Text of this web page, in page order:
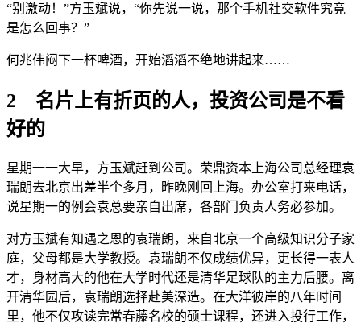
“别激动！”方玉斌说，“你先说一说，那个手机社交软件究竟
是怎么回事？”
何兆伟闷下一杯啤酒，开始滔滔不绝地讲起来……
2 名片上有折页的人，投资公司是不看
好的
星期一一大早，方玉斌赶到公司。荣鼎资本上海公司总经理袁
瑞朗去北京出差半个多月，昨晚刚回上海。办公室打来电话，
说星期一的例会袁总要亲自出席，各部门负责人务必参加。
对方玉斌有知遇之恩的袁瑞朗，来自北京一个高级知识分子家
庭，父母都是大学教授。袁瑞朗不仅成绩优异，更长得一表人
才，身材高大的他在大学时代还是清华足球队的主力后腰。离
开清华园后，袁瑞朗选择赴美深造。在大洋彼岸的八年时间
里，他不仅攻读完常春藤名校的硕士课程，还进入投行工作，